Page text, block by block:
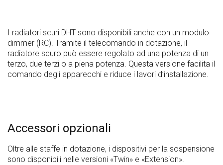
I radiatori scuri DHT sono disponibili anche con un modulo
dimmer (RC). Tramite il telecomando in dotazione, il
radiatore scuro può essere regolato ad una potenza di un
terzo, due terzi o a piena potenza. Questa versione facilita il
comando degli apparecchi e riduce i lavori d’installazione.
Accessori opzionali
Oltre alle staffe in dotazione, i dispositivi per la sospensione
sono disponibili nelle versioni «Twin» e «Extension».